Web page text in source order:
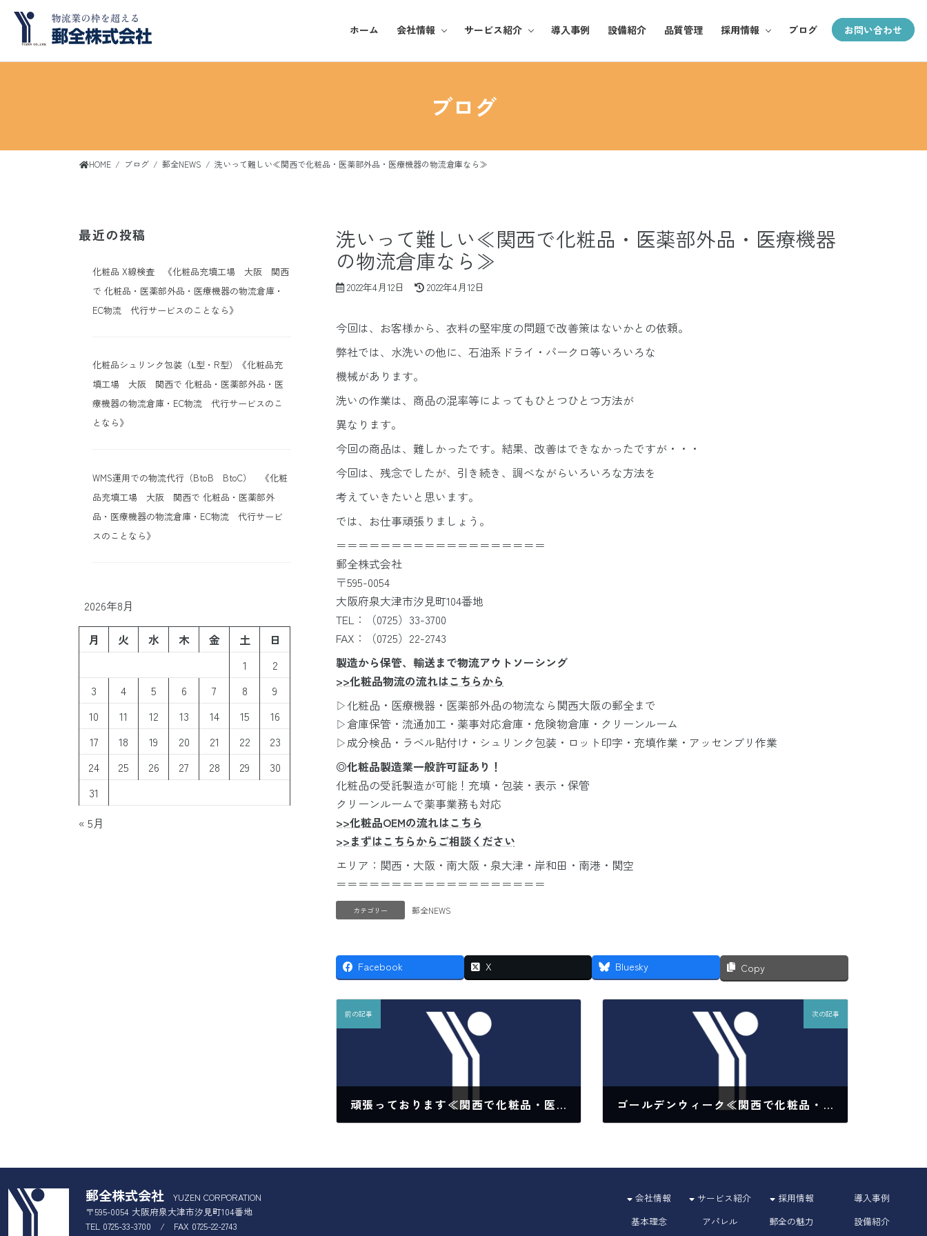
ン
ー
ホーム 会社情報
企業概要
サービス紹介
アパレル
雑貨・日用品
導入事例 設備紹介 品質管理 採用情報
お仕事紹介
ブログ お問い合わせ
ブログ
HOME ブログ 郵全NEWS 洗いって難しい≪関西で化粧品・医薬部外品・医療機器の物流倉庫なら≫
洗いって難しい≪関西で化粧品・医薬部外品・医療機器
の物流倉庫なら≫
2022年4月12日
最
更
:
2022年4月12日
今回は、お客様から、衣料の堅牢度の問題で改善策はないかとの依頼。
弊社では、水洗いの他に、石油系ドライ・パークロ等いろいろな
機械があります。
洗いの作業は、商品の混率等によってもひとつひとつ方法が
異なります。
今回の商品は、難しかったです。結果、改善はできなかったですが・・・
今回は、残念でしたが、引き続き、調べながらいろいろな方法を
考えていきたいと思います。
では、お仕事頑張りましょう。
＝＝＝＝＝＝＝＝＝＝＝＝＝＝＝＝＝＝＝
郵全株式会社
〒595-0054
大阪府泉大津市汐見町104番地
TEL：（0725）33-3700
FAX：（0725）22-2743
製造から保管、輸送まで物流アウトソーシング
>>化粧品物流の流れはこちらから
▷化粧品・医療機器・医薬部外品の物流なら関西大阪の郵全まで
▷倉庫保管・流通加工・薬事対応倉庫・危険物倉庫・クリーンルーム
▷成分検品・ラベル貼付け・シュリンク包装・ロット印字・充填作業・アッセンブリ作業
◎化粧品製造業一般許可証あり！
化粧品の受託製造が可能！充填・包装・表示・保管
クリーンルームで薬事業務も対応
>>化粧品OEMの流れはこちら
>>まずはこちらからご相談ください
エリア：関西・大阪・南大阪・泉大津・岸和田・南港・関空
＝＝＝＝＝＝＝＝＝＝＝＝＝＝＝＝＝＝＝
カテゴリー 郵全NEWS
Facebook X Bluesky Copy
前の記事
頑張っております≪関西で化粧品・医薬部外品・医療機器の物流倉庫なら≫
次の記事
ゴールデンウィーク≪関西で化粧品・医薬部外品・医療機器の物流倉庫なら≫
最近の投稿
化粧品 X線検査 《化粧品充填工場 大阪 関西
で 化粧品・医薬部外品・医療機器の物流倉庫・
EC物流 代行サービスのことなら》
化粧品シュリンク包装（Ⅼ型・R型）《化粧品充
填工場 大阪 関西で 化粧品・医薬部外品・医
療機器の物流倉庫・EC物流 代行サービスのこ
となら》
WMS運用での物流代行（BtoB BtoC） 《化粧
品充填工場 大阪 関西で 化粧品・医薬部外
品・医療機器の物流倉庫・EC物流 代行サービ
スのことなら》
2026年8月
月 火 水 木 金 土
日
1
2
3
4 5 6 7 8
9
10
11 12 13 14 15
16
17
18 19 20 21 22
23
24
25 26 27 28 29
30
31
« 5月
郵全株式会社 YUZEN CORPORATION
〒595-0054 大阪府泉大津市汐見町104番地
TEL 0725-33-3700 / FAX 0725-22-2743
会社情報
基本理念
サービス紹介
アパレル
採用情報
郵全の魅力
導入事例
設備紹介